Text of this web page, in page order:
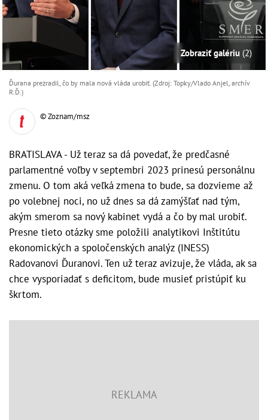
Zobraziť galériu (2)
Ďurana prezradil, čo by mala nová vláda urobiť. (Zdroj: Topky/Vlado Anjel, archív
R.Ď.)
© Zoznam/msz
BRATISLAVA - Už teraz sa dá povedať, že predčasné
parlamentné voľby v septembri 2023 prinesú personálnu
zmenu. O tom aká veľká zmena to bude, sa dozvieme až
po volebnej noci, no už dnes sa dá zamýšľať nad tým,
akým smerom sa nový kabinet vydá a čo by mal urobiť.
Presne tieto otázky sme položili analytikovi Inštitútu
ekonomických a spoločenských analýz (INESS)
Radovanovi Ďuranovi. Ten už teraz avizuje, že vláda, ak sa
chce vysporiadať s deficitom, bude musieť pristúpiť ku
škrtom.